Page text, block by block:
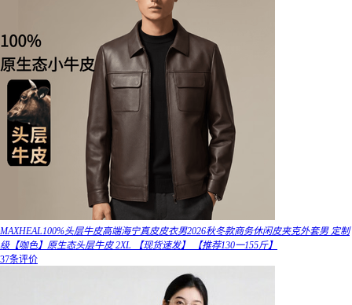
MAXHEAL100%头层牛皮高端海宁真皮皮衣男2026秋冬款商务休闲皮夹克外套男 定制
级【咖色】原生态头层牛皮 2XL 【现货速发】 【推荐130一155斤】
37条评价